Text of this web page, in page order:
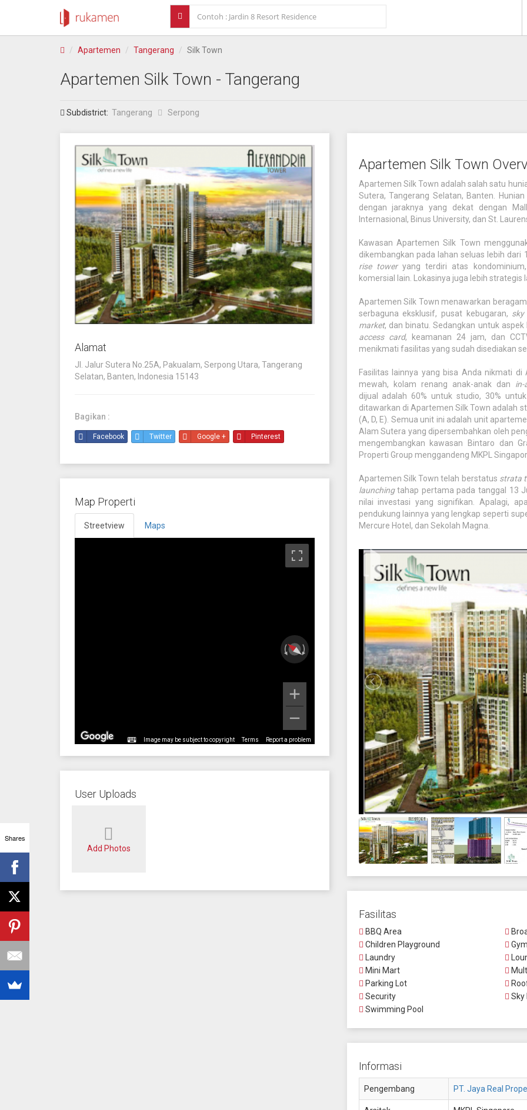
Apartemen Tangerang Silk Town
Apartemen Silk Town - Tangerang
Subdistrict: Tangerang Serpong
Apartemen Silk Town
Apartemen Silk Town adalah salah satu
Sutera, Tangerang Selatan, Banten.
dengan jaraknya yang dekat dengan
Internasional, Binus University, dan St.
Kawasan Apartemen Silk Town
dikembangkan pada lahan seluas lebih dari
rise toweryang terdiri atas kondominium,
komersial lain. Lokasinya juga lebih
Apartemen Silk Town menawarkan
serbaguna eksklusif, pusat kebugaran, sky
market, dan binatu. Sedangkan untuk
access card, keamanan 24 jam, dan
menikmati fasilitas yang sudah disediakan
Fasilitas lainnya yang bisa Anda nikmati
mewah, kolam renang anak-anak dan in-
dijual adalah 60% untuk studio, 30%
ditawarkan di Apartemen Silk Town adalah
(A, D, E). Semua unit ini adalah unit
Alam Sutera yang dipersembahkan oleh
mengembangkan kawasan Bintaro dan
Properti Group menggandeng MKPL
Apartemen Silk Town telah berstatus strata
launchingtahap pertama pada tanggal 13
nilai investasi yang signifikan. Apalagi,
pendukung lainnya yang lengkap seperti
Mercure Hotel, dan Sekolah Magna.
Fasilitas
BBQ Area
Children Playground
Laundry
Mini Mart
Parking Lot
Security
Sky
Swimming Pool
Informasi
Pengembang PT. Jaya Real
Alamat
Jl. Jalur Sutera No.25A, Pakualam, Serpong Utara, Tangerang
Selatan, Banten, Indonesia 15143
Bagikan :
Facebook Twitter Google + Pinterest
Map Properti
Streetview Maps
Image may be subject to copyright Terms Report a problem
User Uploads
Add Photos
Shares